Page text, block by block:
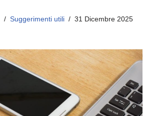
Suggerimenti utili 31 Dicembre 2025